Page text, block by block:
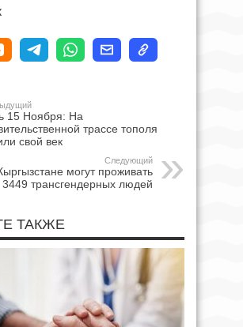
15 Ноября: На
трассе тополя
свой век
Следующий
могут проживать
3449 трансгендерных людей
ТАКЖЕ